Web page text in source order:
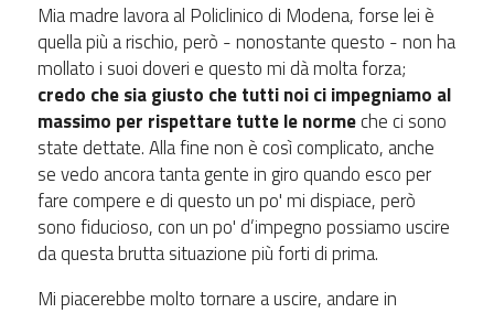
Mia madre lavora al Policlinico di Modena, forse lei è
quella più a rischio, però - nonostante questo - non ha
mollato i suoi doveri e questo mi dà molta forza;
credo che sia giusto che tutti noi ci impegniamo al
massimo per rispettare tutte le normeche ci sono
state dettate. Alla fine non è così complicato, anche
se vedo ancora tanta gente in giro quando esco per
fare compere e di questo un po' mi dispiace, però
sono fiducioso, con un po' d’impegno possiamo uscire
da questa brutta situazione più forti di prima.
Mi piacerebbe molto tornare a uscire, andare in